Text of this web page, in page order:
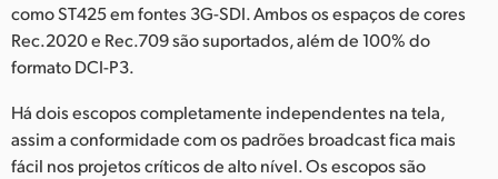
como ST425 em fontes 3G-SDI. Ambos os espaços de cores
Rec.2020 e Rec.709 são suportados, além de 100% do
formato DCI-P3.
Há dois escopos completamente independentes na tela,
assim a conformidade com os padrões broadcast fica mais
fácil nos projetos críticos de alto nível. Os escopos são